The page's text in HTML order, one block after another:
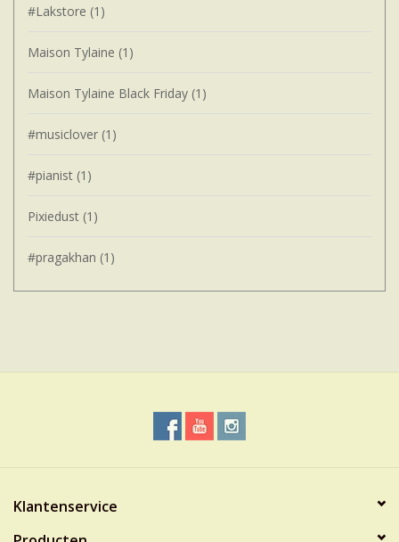
#Lakstore (1)
Maison Tylaine (1)
Maison Tylaine Black Friday (1)
#musiclover (1)
#pianist (1)
Pixiedust (1)
#pragakhan (1)
Klantenservice